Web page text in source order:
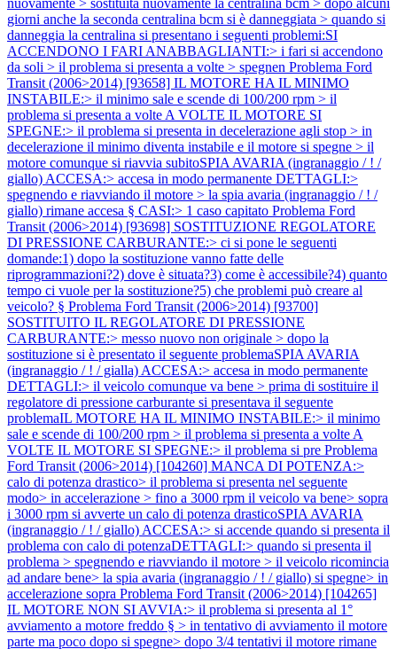
giorni anche la seconda centralina bcm si è danneggiata > quando si
danneggia la centralina si presentano i seguenti problemi:SI
ACCENDONO I FARI ANABBAGLIANTI:> i fari si accendono
da soli > il problema si presenta a volte > spegnen Problema Ford
Transit (2006>2014) [93658] IL MOTORE HA IL MINIMO
INSTABILE:> il minimo sale e scende di 100/200 rpm > il
problema si presenta a volte A VOLTE IL MOTORE SI
SPEGNE:> il problema si presenta in decelerazione agli stop > in
decelerazione il minimo diventa instabile e il motore si spegne > il
motore comunque si riavvia subitoSPIA AVARIA (ingranaggio / ! /
giallo) ACCESA:> accesa in modo permanente DETTAGLI:>
spegnendo e riavviando il motore > la spia avaria (ingranaggio / ! /
giallo) rimane accesa § CASI:> 1 caso capitato Problema Ford
Transit (2006>2014) [93698] SOSTITUZIONE REGOLATORE
DI PRESSIONE CARBURANTE:> ci si pone le seguenti
domande:1) dopo la sostituzione vanno fatte delle
riprogrammazioni?2) dove è situata?3) come è accessibile?4) quanto
tempo ci vuole per la sostituzione?5) che problemi può creare al
veicolo? § Problema Ford Transit (2006>2014) [93700]
SOSTITUITO IL REGOLATORE DI PRESSIONE
CARBURANTE:> messo nuovo non originale > dopo la
sostituzione si è presentato il seguente problemaSPIA AVARIA
(ingranaggio / ! / gialla) ACCESA:> accesa in modo permanente
DETTAGLI:> il veicolo comunque va bene > prima di sostituire il
regolatore di pressione carburante si presentava il seguente
problemaIL MOTORE HA IL MINIMO INSTABILE:> il minimo
sale e scende di 100/200 rpm > il problema si presenta a volte A
VOLTE IL MOTORE SI SPEGNE:> il problema si pre Problema
Ford Transit (2006>2014) [104260] MANCA DI POTENZA:>
calo di potenza drastico> il problema si presenta nel seguente
modo> in accelerazione > fino a 3000 rpm il veicolo va bene> sopra
i 3000 rpm si avverte un calo di potenza drasticoSPIA AVARIA
(ingranaggio / ! / giallo) ACCESA:> si accende quando si presenta il
problema con calo di potenzaDETTAGLI:> quando si presenta il
problema > spegnendo e riavviando il motore > il veicolo ricomincia
ad andare bene> la spia avaria (ingranaggio / ! / giallo) si spegne> in
accelerazione sopra Problema Ford Transit (2006>2014) [104265]
IL MOTORE NON SI AVVIA:> il problema si presenta al 1°
avviamento a motore freddo § > in tentativo di avviamento il motore
parte ma poco dopo si spegne> dopo 3/4 tentativi il motore rimane